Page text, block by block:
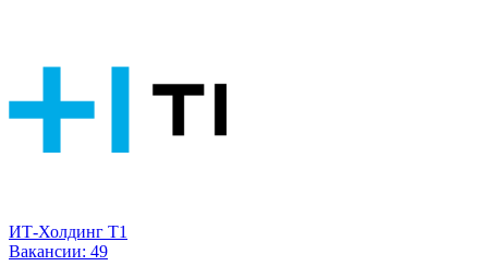
ИТ-Холдинг Т1
Вакансии: 49